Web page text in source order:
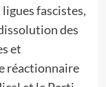
fascistes,
des
et
réactionnaire